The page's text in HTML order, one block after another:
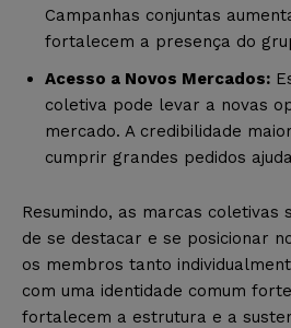
Campanhas conjuntas
fortalecem a presença do
Acesso a Novos Mercados:
coletiva pode levar a novas
mercado. A credibilidade
cumprir grandes pedidos
Resumindo, as marcas coletivas
de se destacar e se posicionar
os membros tanto
com uma identidade comum
fortalecem a estrutura e a